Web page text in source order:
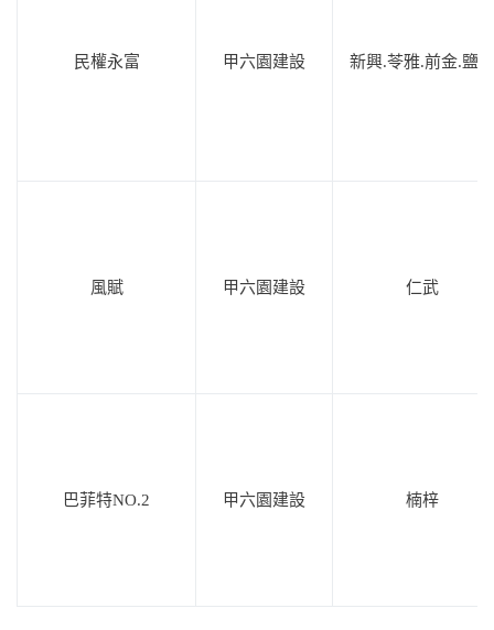
民權永富 甲六園建設 新興.苓雅.前金.鹽埕
風賦 甲六園建設 仁武
巴菲特NO.2 甲六園建設 楠梓